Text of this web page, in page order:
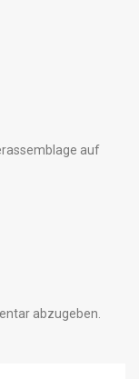
auf
abzugeben.